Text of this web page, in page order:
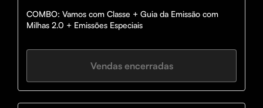
COMBO: Vamos com Classe + Guia da Emissão com
Milhas 2.0 + Emissões Especiais
Vendas encerradas